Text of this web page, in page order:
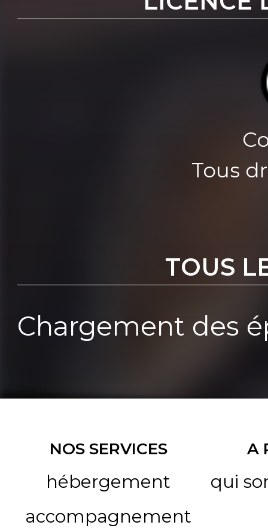
Tous
TOUS
Chargement des
NOS SERVICES
hébergement
accompagnement
A
qui